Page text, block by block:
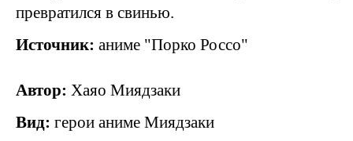
превратился в свинью.
Источник: аниме "Порко Россо"
Автор: Хаяо Миядзаки
Вид: герои аниме Миядзаки